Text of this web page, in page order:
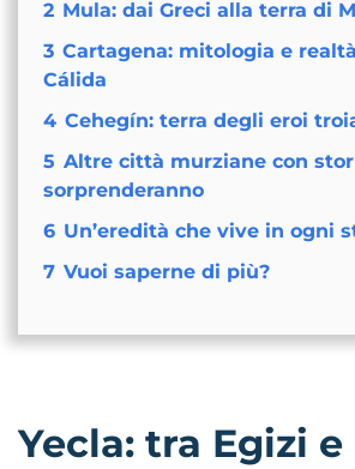
2 Mula: dai Greci alla terra di
3 Cartagena: mitologia e
Cálida
4 Cehegín: terra degli eroi
5 Altre città murziane con
sorprenderanno
6 Un’eredità che vive in ogni
7 Vuoi saperne di più?
Yecla: tra Egizi e